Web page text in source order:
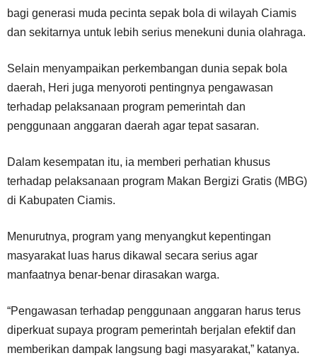
bagi generasi muda pecinta sepak bola di wilayah Ciamis
dan sekitarnya untuk lebih serius menekuni dunia olahraga.
Selain menyampaikan perkembangan dunia sepak bola
daerah, Heri juga menyoroti pentingnya pengawasan
terhadap pelaksanaan program pemerintah dan
penggunaan anggaran daerah agar tepat sasaran.
Dalam kesempatan itu, ia memberi perhatian khusus
terhadap pelaksanaan program Makan Bergizi Gratis (MBG)
di Kabupaten Ciamis.
Menurutnya, program yang menyangkut kepentingan
masyarakat luas harus dikawal secara serius agar
manfaatnya benar-benar dirasakan warga.
“Pengawasan terhadap penggunaan anggaran harus terus
diperkuat supaya program pemerintah berjalan efektif dan
memberikan dampak langsung bagi masyarakat,” katanya.